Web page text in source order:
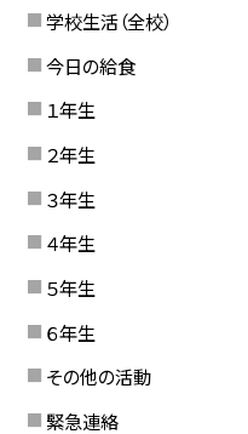
学校生活（全校）
今日の給食
１年生
２年生
３年生
４年生
５年生
６年生
その他の活動
緊急連絡